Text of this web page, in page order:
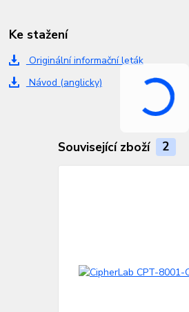
Ke stažení
Originální informační leták
Návod (anglicky)
Související zboží 2